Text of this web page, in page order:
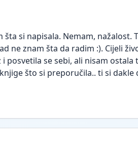
si napisala. Nemam, nažalost.
ne znam šta da radim :). Cijeli
posvetila se sebi, ali nisam ostala
što si preporučila.. ti si dakle